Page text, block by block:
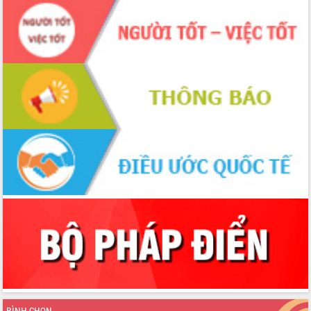
hiện Đề án 06 của Chính phủ
Họp báo thông tin về Hội nghị Công bố
Quy hoạch và Xúc tiến đầu tư tỉnh Đắk
Lắk
Khơi thông điểm nghẽn, đẩy nhanh
giải ngân vốn khắc phục thiên tai
HĐND tỉnh thông qua điều chỉnh Quy
hoạch tỉnh thời kỳ 2021-2030
Hội thảo góp ý hồ sơ điều chỉnh quy
hoạch tỉnh Đắk Lắk thời kỳ 2021-2030,
tầm nhìn đến năm 2050
Nâng cao hiệu quả hoạt động của các
doanh nghiệp nhà nước
truyền số liệu chuyên dùng phục vụ cơ
quan Đảng, Nhà nước
Lễ phát động chuỗi hoạt động chung
tay làm sạch môi trường
công tác cải cách hành chính mô hình